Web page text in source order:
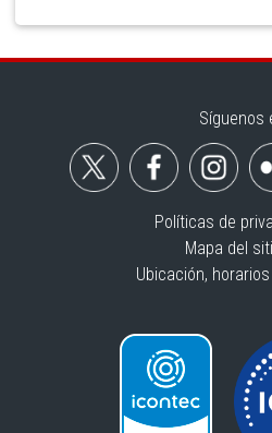
Síguenos
Políticas de
Mapa del
Ubicación,